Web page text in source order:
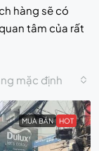
hàng sẽ có
tâm của rất
mặc định
MUA BÁN HOT